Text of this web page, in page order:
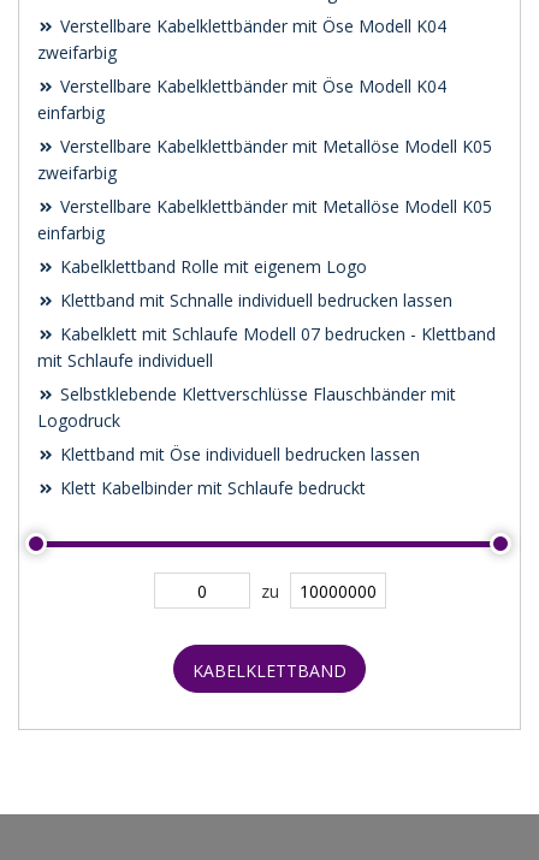
Verstellbare Kabelklettbänder mit Öse Modell K04
zweifarbig
Verstellbare Kabelklettbänder mit Öse Modell K04
einfarbig
Verstellbare Kabelklettbänder mit Metallöse Modell K05
zweifarbig
Verstellbare Kabelklettbänder mit Metallöse Modell K05
einfarbig
Kabelklettband Rolle mit eigenem Logo
Klettband mit Schnalle individuell bedrucken lassen
Kabelklett mit Schlaufe Modell 07 bedrucken - Klettband
mit Schlaufe individuell
Selbstklebende Klettverschlüsse Flauschbänder mit
Logodruck
Klettband mit Öse individuell bedrucken lassen
Klett Kabelbinder mit Schlaufe bedruckt
zu
KABELKLETTBAND